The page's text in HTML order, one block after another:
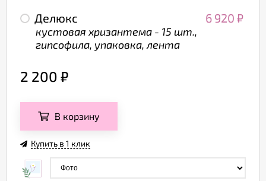
Делюкс 6 920 ₽
кустовая хризантема - 15 шт.,
гипсофила, упаковка, лента
2 200 ₽
В корзину
Купить в 1 клик